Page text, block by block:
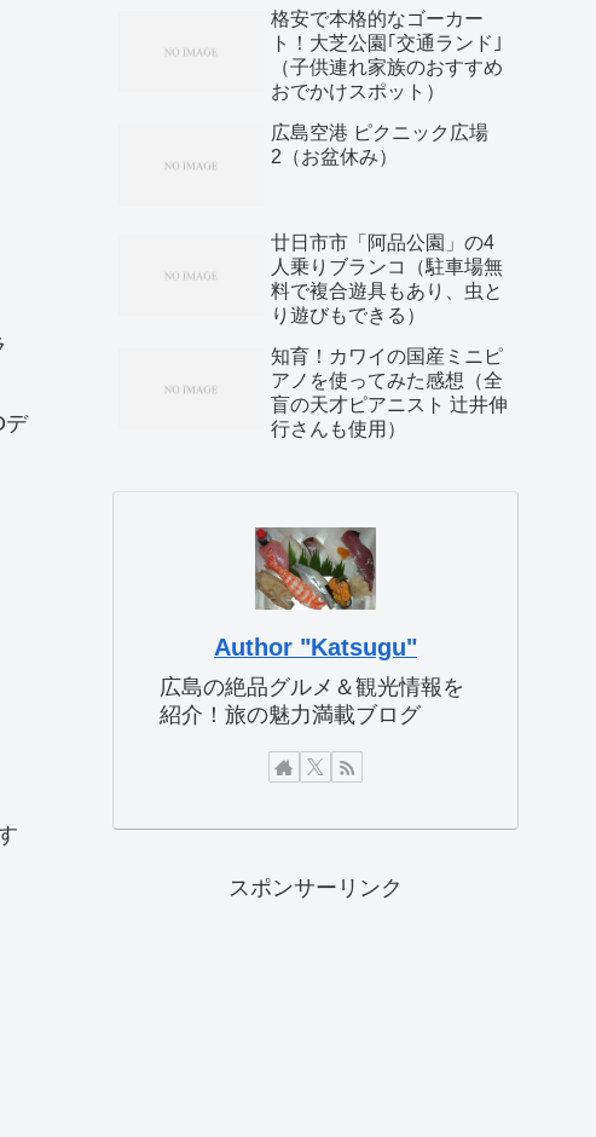
デ
格安で本格的なゴーカー
ト！大芝公園｢交通ランド｣
（子供連れ家族のおすすめ
おでかけスポット）
広島空港 ピクニック広場
2（お盆休み）
廿日市市「阿品公園」の4
人乗りブランコ（駐車場無
料で複合遊具もあり、虫と
り遊びもできる）
知育！カワイの国産ミニピ
アノを使ってみた感想（全
盲の天才ピアニスト 辻井伸
行さんも使用）
Author "Katsugu"
広島の絶品グルメ＆観光情報を
紹介！旅の魅力満載ブログ
スポンサーリンク